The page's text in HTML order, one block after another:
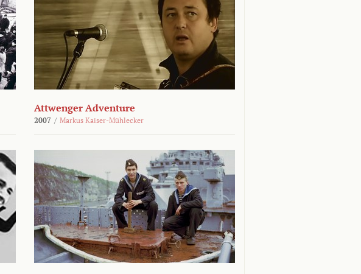
Attwenger Adventure
2007 / Markus Kaiser-Mühlecker